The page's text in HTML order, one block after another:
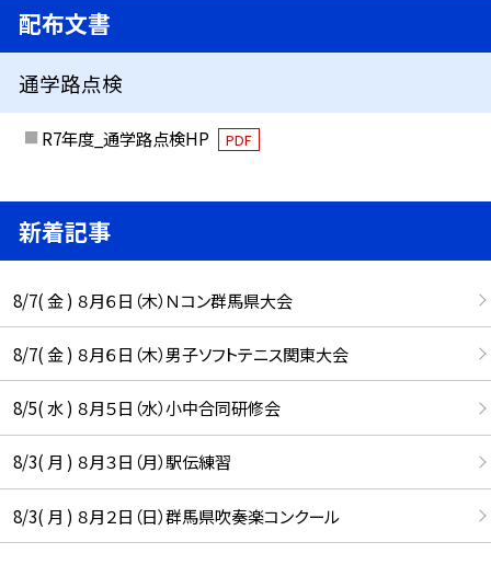
配布文書
通学路点検
R7年度_通学路点検HP PDF
新着記事
8/7( 金 ) ８月６日（木）Ｎコン群馬県大会
8/7( 金 ) ８月６日（木）男子ソフトテニス関東大会
8/5( 水 ) ８月５日（水）小中合同研修会
8/3( 月 ) ８月３日（月）駅伝練習
8/3( 月 ) ８月２日（日）群馬県吹奏楽コンクール